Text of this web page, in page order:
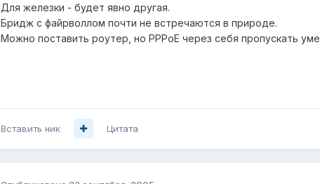
Для железки - будет явно другая.
Бридж с файрволлом почти не встречаются в природе.
Можно поставить роутер, но PPPoE через себя пропускать
Вставить ник Цитата